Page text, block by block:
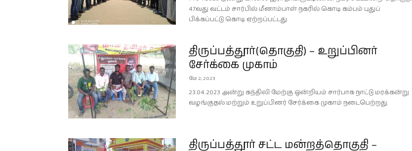
47வது வட்டம் சார்பில் மீனாம்பாள் நகரில் கொடி கம்பம் புதுப்
பிக்கப்பட்டு கொடி ஏற்றப்பட்டது.
திருப்பத்தூர்(தொகுதி) – உறுப்பினர்
சேர்க்கை முகாம்
மே 2, 2023
23.04.2023 அன்று கந்திலி மேற்கு ஒன்றியம் சார்பாக நாட்டு மரக்கன்று
வழங்குதல் மற்றும் உறுப்பினர் சேர்க்கை முகாம் நடைபெற்றது.
திருப்பத்தூர் சட்ட மன்றத்தொகுதி –